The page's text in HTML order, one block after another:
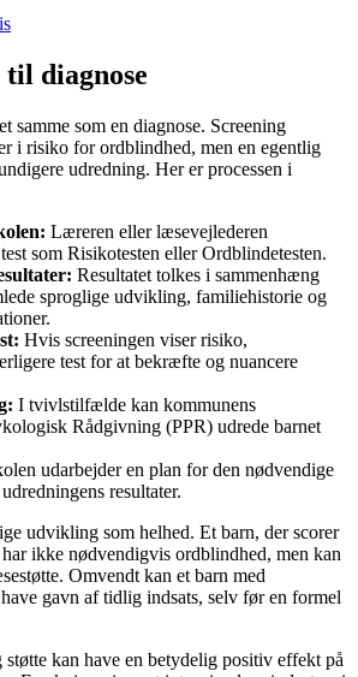
diagnose
samme som en diagnose. Screening
i risiko for ordblindhed, men en egentlig
udredning. Her er processen i
Læreren eller læsevejlederen
som Risikotesten eller Ordblindetesten.
Resultatet tolkes i sammenhæng
sproglige udvikling, familiehistorie og
Hvis screeningen viser risiko,
test for at bekræfte og nuancere
I tvivlstilfælde kan kommunens
Rådgivning (PPR) udrede barnet
udarbejder en plan for den nødvendige
resultater.
udvikling som helhed. Et barn, der scorer
ikke nødvendigvis ordblindhed, men kan
Omvendt kan et barn med
gavn af tidlig indsats, selv før en formel
kan have en betydelig positiv effekt på